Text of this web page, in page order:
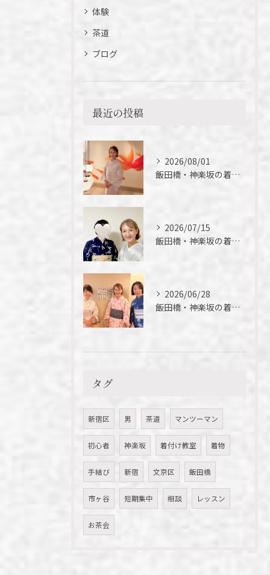
体験
茶道
ブログ
最近の投稿
2026/08/01
飯田橋・神楽坂の着付け教室｜夏の着物の魅力
2026/07/15
飯田橋・神楽坂の着付け教室｜短期間でここまでできる！徒さん実例ご紹介
2026/06/28
飯田橋・神楽坂の着付け教室｜今年初の浴衣、落語を楽しんできました
タグ
新宿区 男 茶道 マンツーマン
初心者 神楽坂 着付け教室 着物
手結び 新宿 文京区 飯田橋
市ヶ谷 短期集中 相談 レッスン
お茶会